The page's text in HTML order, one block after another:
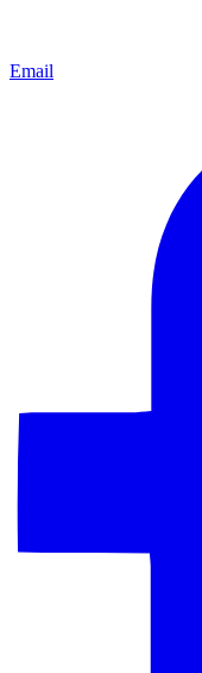
Email